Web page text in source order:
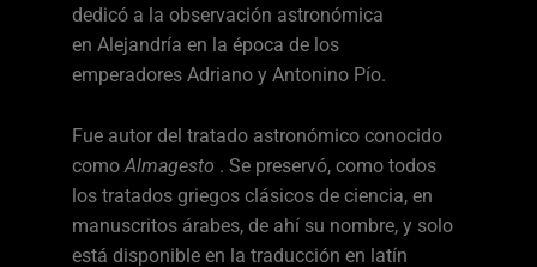
dedicó a la observación astronómica
en Alejandría en la época de los
emperadores Adriano y Antonino Pío.
Fue autor del tratado astronómico conocido
comoAlmagesto . Se preservó, como todos
los tratados griegos clásicos de ciencia, en
manuscritos árabes, de ahí su nombre, y solo
está disponible en la traducción en latín